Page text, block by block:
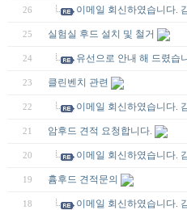
26 이메일 회신하였습니다.
25 실험실 후드 설치 및 철거
24 유선으로 안내 해 드렸습
23 클린벤치 관련
22 이메일 회신하였습니다.
21 암후드 견적 요청합니다.
20 이메일 회신하였습니다.
19 흄후드 견적문의
18 이메일 회신하였습니다.